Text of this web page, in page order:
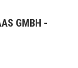
GMBH